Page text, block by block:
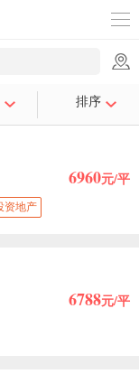
排序
6960元/平
资地产
6788元/平